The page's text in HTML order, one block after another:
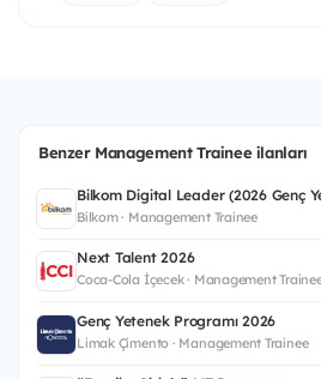
Benzer Management Trainee ilanları
Bilkom Digital Leader (2026 Genç
Bilkom · Management Trainee
Next Talent 2026
Coca-Cola İçecek · Management
Genç Yetenek Programı 2026
Limak Çimento · Management Trainee